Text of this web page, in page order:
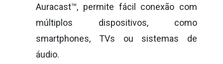
Auracast™, permite fácil conexão com
múltiplos dispositivos, como
smartphones, TVs ou sistemas de
áudio.